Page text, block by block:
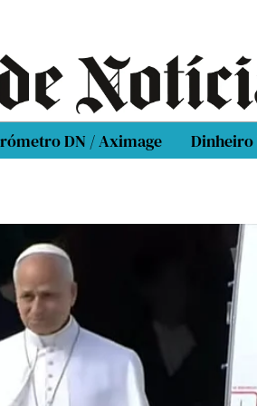
DN / Aximage Dinheiro